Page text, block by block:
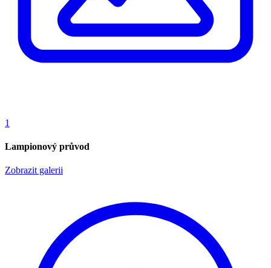
1
Lampionový průvod
Zobrazit galerii